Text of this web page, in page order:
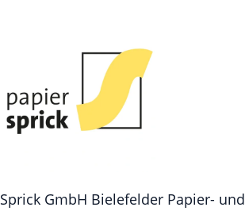
Sprick GmbH Bielefelder Papier- und